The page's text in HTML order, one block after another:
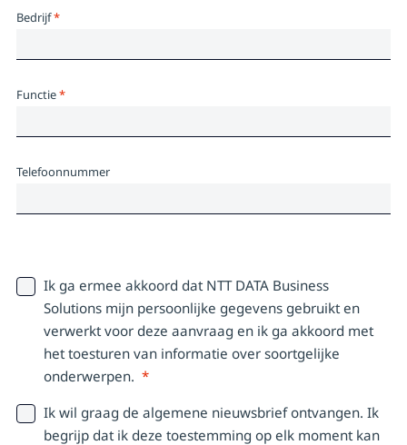
Bedrijf*
Functie*
Telefoonnummer
Ik ga ermee akkoord dat NTT DATA Business
Solutions mijn persoonlijke gegevens gebruikt en
verwerkt voor deze aanvraag en ik ga akkoord met
het toesturen van informatie over soortgelijke
onderwerpen. *
Ik wil graag de algemene nieuwsbrief ontvangen. Ik
begrijp dat ik deze toestemming op elk moment kan